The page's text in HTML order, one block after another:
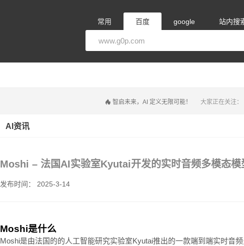
常用 百度 google 站内搜
大家正在关注：
智启未来，AI 定义无限可能！
AI资讯
Moshi – 法国AI实验室Kyutai开发的实时音频多模态模
发布时间： 2025-3-14
Moshi是什么
Moshi是由法国的的人工智能研究实验室Kyutai推出的一款端到端实时音